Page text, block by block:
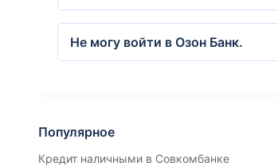
Не могу войти в Озон Банк.
Популярное
Кредит наличными в Совкомбанке